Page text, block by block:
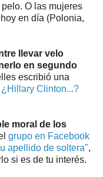
O las mujeres
en día (Polonia,
llevar velo
en segundo
escribió una
¿Hillary Clinton...?
moral de los
grupo en Facebook
apellido de soltera",
si es de tu interés.